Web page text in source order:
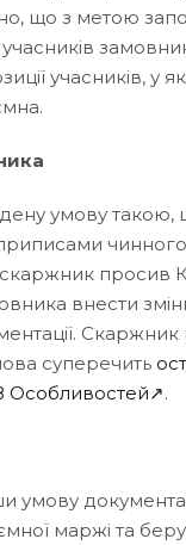
що з метою
учасників, у
умову такою,
чинного
просив
внести
суперечить
Особливостей↗.
умову
маржі та